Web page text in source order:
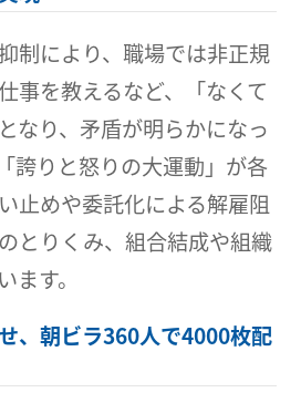
制により、職場では非正規
事を教えるなど、「なくて
なり、矛盾が明らかになっ
誇りと怒りの大運動」が各
止めや委託化による解雇阻
とりくみ、組合結成や組織
す。
、朝ビラ360人で4000枚配